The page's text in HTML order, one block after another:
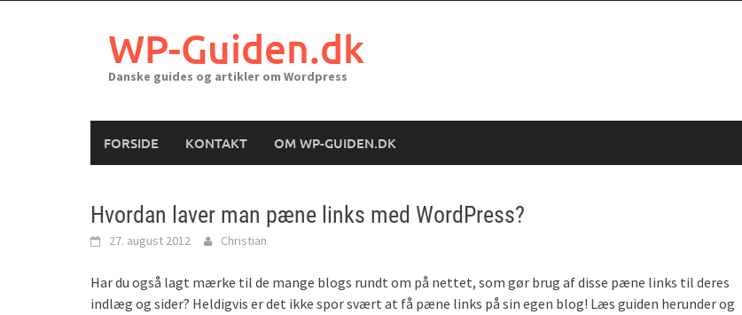
WP-Guiden.dk
Danske guides og artikler om Wordpress
FORSIDE KONTAKT OM WP-GUIDEN.DK
Hvordan laver man pæne links med WordPress?
27. august 2012 Christian
Har du også lagt mærke til de mange blogs rundt om på nettet, som gør brug af disse pæne links til deres
indlæg og sider? Heldigvis er det ikke spor svært at få pæne links på sin egen blog! Læs guiden herunder og